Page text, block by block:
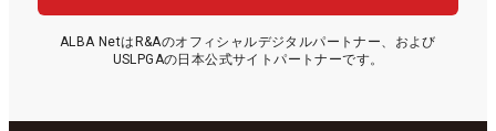
ALBA NetはR&Aのオフィシャルデジタルパートナー、および
USLPGAの日本公式サイトパートナーです。